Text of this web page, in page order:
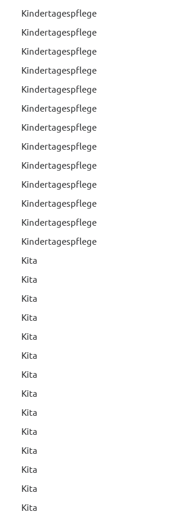
Kindertagespflege
Kindertagespflege
Kindertagespflege
Kindertagespflege
Kindertagespflege
Kindertagespflege
Kindertagespflege
Kindertagespflege
Kindertagespflege
Kindertagespflege
Kindertagespflege
Kindertagespflege
Kindertagespflege
Kita
Kita
Kita
Kita
Kita
Kita
Kita
Kita
Kita
Kita
Kita
Kita
Kita
Kita